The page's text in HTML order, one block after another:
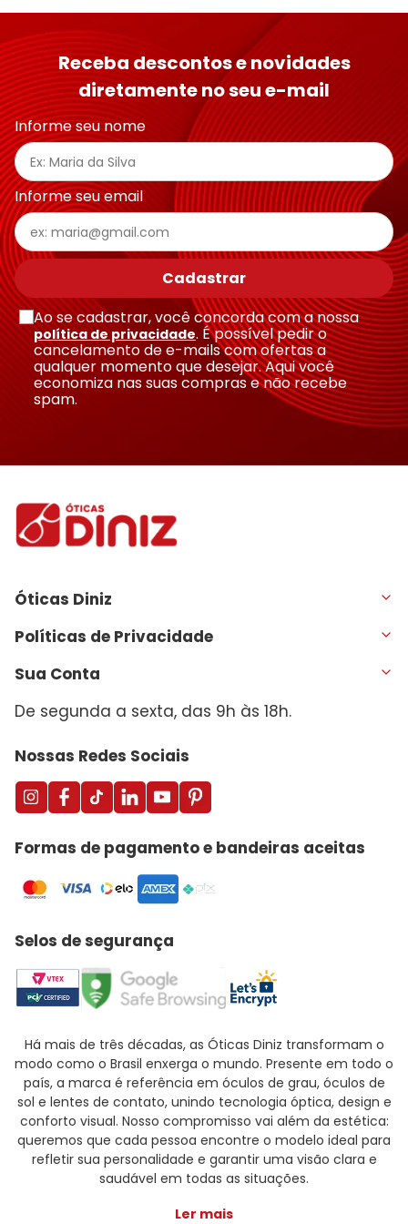
Receba descontos e novidades
diretamente no seu e-mail
Informe seu nome
Informe seu email
Cadastrar
Ao se cadastrar, você concorda com a nossa
política de privacidade. É possível pedir o
cancelamento de e-mails com ofertas a
qualquer momento que desejar. Aqui você
economiza nas suas compras e não recebe
spam.
Óticas Diniz
Políticas de Privacidade
Sua Conta
De segunda a sexta, das 9h às 18h.
Nossas Redes Sociais
Formas de pagamento e bandeiras aceitas
Selos de segurança
Há mais de três décadas, as Óticas Diniz transformam o
modo como o Brasil enxerga o mundo. Presente em todo o
país, a marca é referência em óculos de grau, óculos de
sol e lentes de contato, unindo tecnologia óptica, design e
conforto visual. Nosso compromisso vai além da estética:
queremos que cada pessoa encontre o modelo ideal para
refletir sua personalidade e garantir uma visão clara e
saudável em todas as situações.
Ler mais